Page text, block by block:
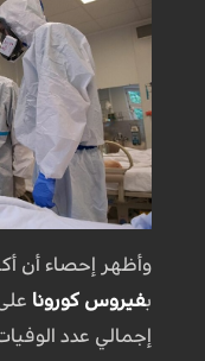
بفيروس كورونا
إجمالي عدد